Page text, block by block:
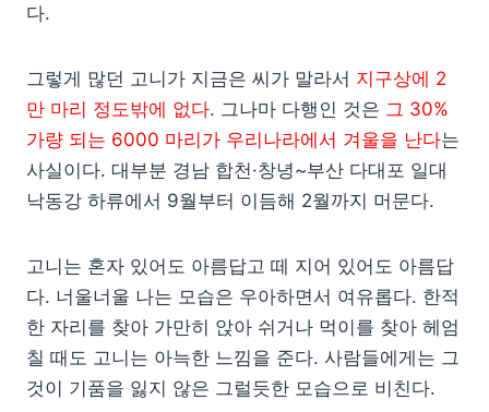
다.
그렇게 많던 고니가 지금은 씨가 말라서 지구상에 2
만 마리 정도밖에 없다. 그나마 다행인 것은 그 30%
가량 되는 6000 마리가 우리나라에서 겨울을 난다는
사실이다. 대부분 경남 합천·창녕~부산 다대포 일대
낙동강 하류에서 9월부터 이듬해 2월까지 머문다.
고니는 혼자 있어도 아름답고 떼 지어 있어도 아름답
다. 너울너울 나는 모습은 우아하면서 여유롭다. 한적
한 자리를 찾아 가만히 앉아 쉬거나 먹이를 찾아 헤엄
칠 때도 고니는 아늑한 느낌을 준다. 사람들에게는 그
것이 기품을 잃지 않은 그럴듯한 모습으로 비친다.